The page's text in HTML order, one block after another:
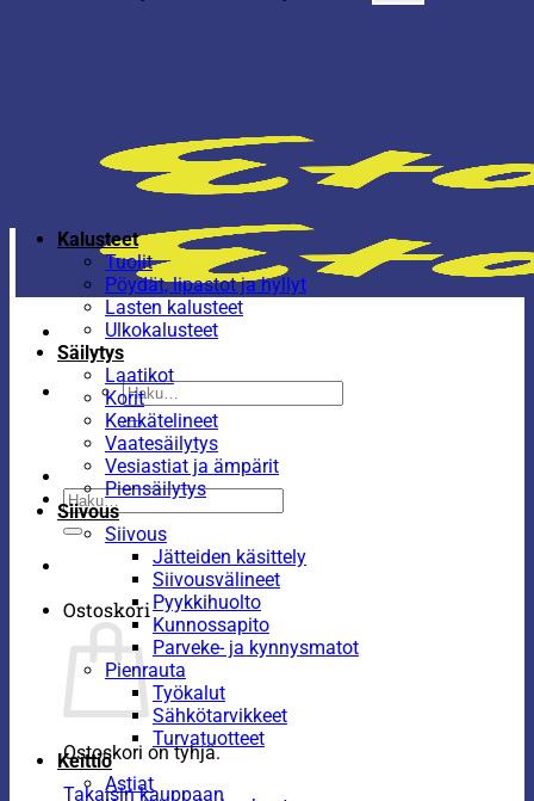
Etsi:
Etsi:
Ostoskori
Ostoskori on tyhjä.
Takaisin kauppaan
Kalusteet
Tuolit
Pöydät, lipastot ja hyllyt
Lasten kalusteet
Ulkokalusteet
Säilytys
Laatikot
Korit
Kenkätelineet
Vaatesäilytys
Vesiastiat ja ämpärit
Piensäilytys
Siivous
Siivous
Jätteiden käsittely
Siivousvälineet
Pyykkihuolto
Kunnossapito
Parveke- ja kynnysmatot
Pienrauta
Työkalut
Sähkötarvikkeet
Turvatuotteet
Keittiö
Astiat